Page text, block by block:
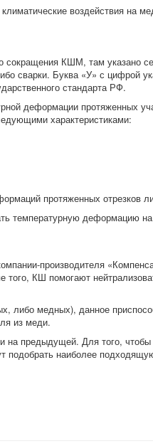
воздействия на
сокращения КШМ, там указано
сварки. Буква «У» с цифрой
стандарта РФ.
деформации протяженных
характеристиками:
протяженных отрезков
температурную деформацию
производителя
КШ помогают
медных), данное
из меди.
на предыдущей. Для того,
наиболее